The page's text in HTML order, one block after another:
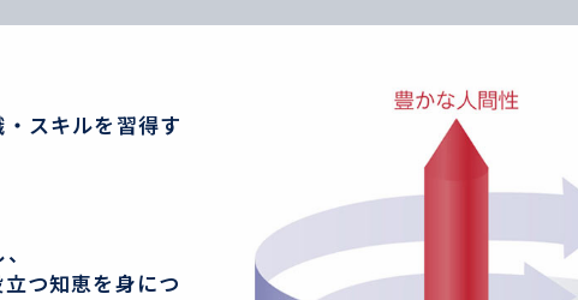
スキルを習得す
つ知恵を身につ